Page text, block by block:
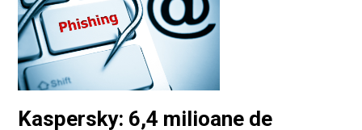
Kaspersky: 6,4 milioane de